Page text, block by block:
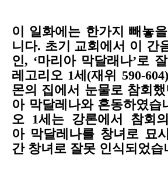
이 일화에는 한가지 빼놓
니다. 초기 교회에서 이 간
인, ‘마리아 막달래나’로
레고리오 1세(재위 590-
몬의 집에서 눈물로 참회
아 막달레나와 혼동하였
오 1세는 강론에서 참회
아 막달레나를 창녀로 묘
간 창녀로 잘못 인식되었